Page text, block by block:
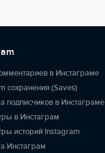
в Инстаграме
сохранения (Saves)
подписчиков в Инстаграме
в Инстаграм
историй Instagram
Инстаграм